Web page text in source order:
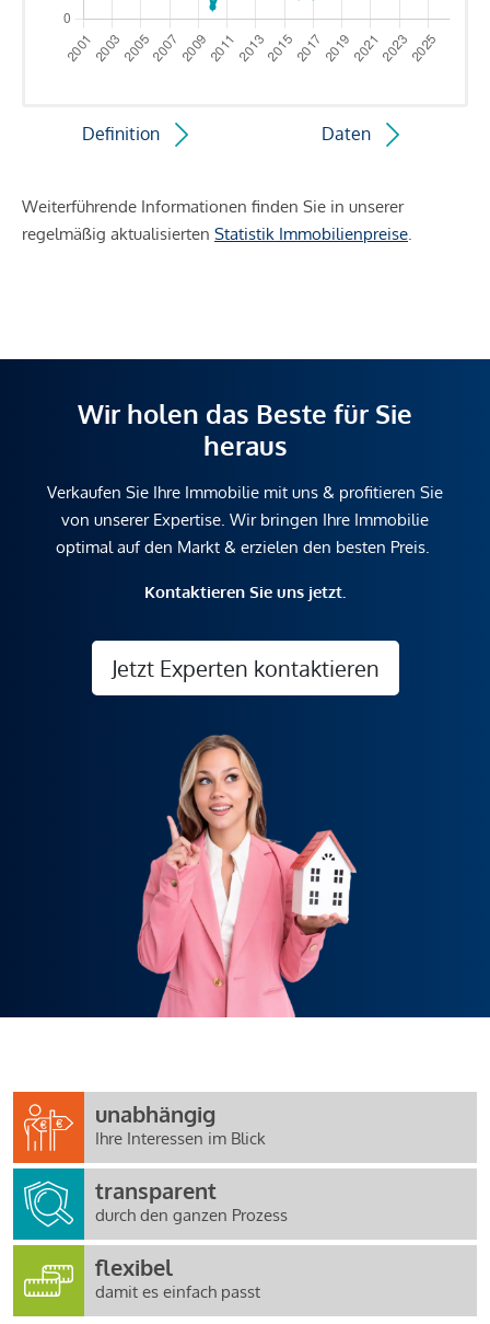
Definition Daten
Weiterführende Informationen finden Sie in unserer
regelmäßig aktualisierten Statistik Immobilienpreise
Wir holen das Beste für Sie
heraus
Verkaufen Sie Ihre Immobilie mit uns & profitieren Sie
von unserer Expertise. Wir bringen Ihre Immobilie
optimal auf den Markt & erzielen den besten Preis.
Kontaktieren Sie uns jetzt.
Jetzt Experten kontaktieren
unabhängig
Ihre Interessen im Blick
transparent
durch den ganzen Prozess
flexibel
damit es einfach passt